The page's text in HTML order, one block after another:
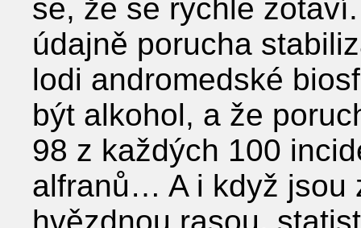
se, že se rychle
údajně porucha
lodi andromedské
být alkohol, a že
98 z každých 100
alfranů… A i když jsou
hvězdnou rasou,